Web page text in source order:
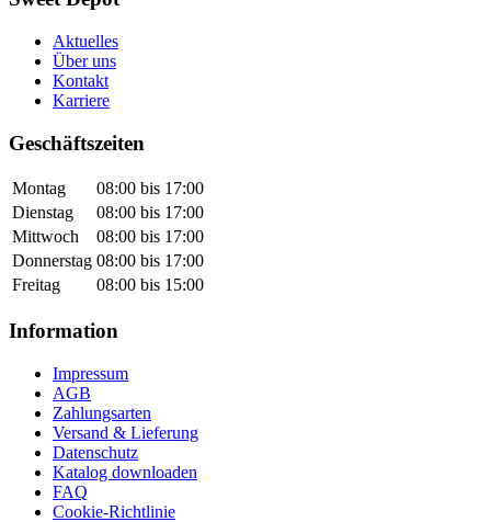
Aktuelles
Über uns
Kontakt
Karriere
Geschäftszeiten
Montag
08:00 bis 17:00
Dienstag
08:00 bis 17:00
Mittwoch
08:00 bis 17:00
Donnerstag 08:00 bis 17:00
Freitag
08:00 bis 15:00
Information
Impressum
AGB
Zahlungsarten
Versand & Lieferung
Datenschutz
Katalog downloaden
FAQ
Cookie-Richtlinie